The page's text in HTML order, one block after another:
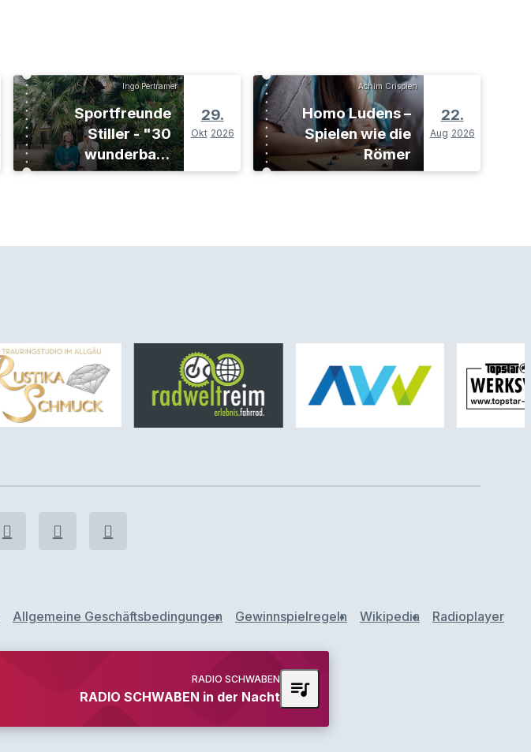
Ingo Pertramer
Sportfreunde
Stiller - "30
wunderbare
Jahre"-Tour
29.
Okt 2026
Achim Crispien
Homo Ludens –
Spielen wie die
Römer
22.
Aug 2026
Allgemeine Geschäftsbedingungen Gewinnspielregeln Wikipedia Radioplayer
RADIO SCHWABEN in der Nacht
RADIO SCHWABEN queue_music